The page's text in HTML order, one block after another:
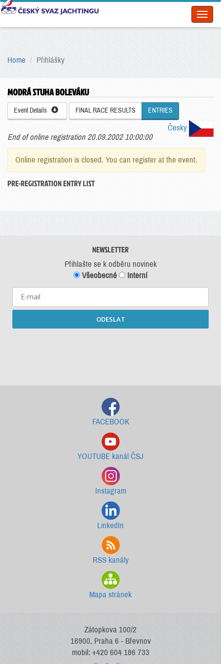
Home Přihlášky
MODRÁ STUHA BOLEVÁKU
Event Details FINAL RACE RESULTS ENTRIES
Česky
End of online registration 20.09.2002 10:00:00
Online registration is closed. You can register at the event.
PRE-REGISTRATION ENTRY LIST
NEWSLETTER
Přihlašte se k odběru novinek
Všeobecné
Interní
ODESLAT
FACEBOOK
YOUTUBE kanál ČSJ
Instagram
LinkedIn
RSS kanály
Mapa stránek
Zátopkova 100/2
16900, Praha 6 - Břevnov
mobil: +420 604 186 733